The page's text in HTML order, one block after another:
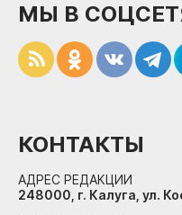
МЫ В
КОНТАКТЫ
АДРЕС РЕДАКЦИИ
248000, г. Калуга, ул.